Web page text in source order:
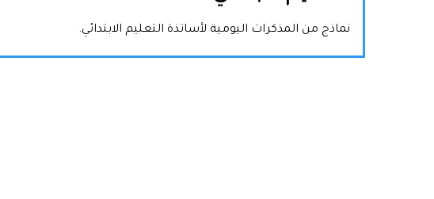
نماذج من المذكرات اليومية لأساتذة التعليم الابتدائي.